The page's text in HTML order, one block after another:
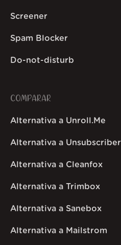
Screener
Spam Blocker
Do-not-disturb
COMPARAR
Alternativa a Unroll.Me
Alternativa a Unsubscriber
Alternativa a Cleanfox
Alternativa a Trimbox
Alternativa a Sanebox
Alternativa a Mailstrom